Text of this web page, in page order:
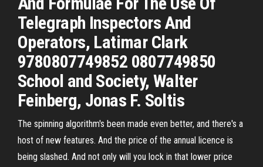
Telegraph Inspectors And
Operators, Latimar Clark
9780807749852 0807749850
School and Society, Walter
Feinberg, Jonas F. Soltis
The spinning algorithm's been made even better, and there's a
host of new features. And the price of the annual licence is
being slashed. And not only will you lock in that lower price